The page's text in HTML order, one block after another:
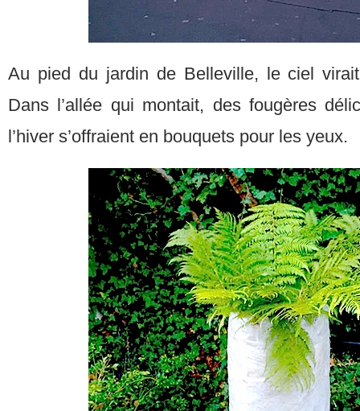
Au pied du jardin de Belleville, le ciel
Dans l’allée qui montait, des fougères
l’hiver s’offraient en bouquets pour les yeux.